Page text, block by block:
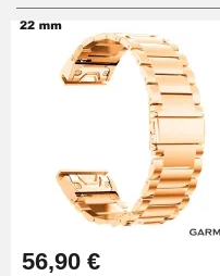
Pied à
9,90 €
Pince à
57,42
Pince
56,90 €